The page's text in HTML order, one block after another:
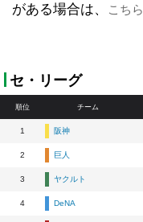
がある場合は、
こちら
セ・リーグ
順位 チーム
1 阪神
2 巨人
3 ヤクルト
4 DeNA